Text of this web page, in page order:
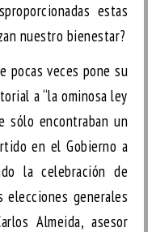
estas
nuestro bienestar?
pocas veces pone su
a “la ominosa ley
sólo encontraban un
en el Gobierno a
la celebración de
generales
Almeida, asesor